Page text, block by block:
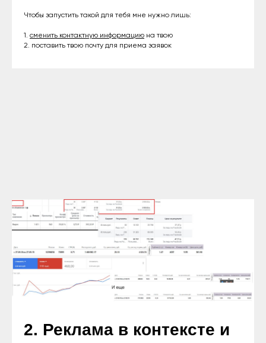
Чтобы запустить такой для тебя мне нужно лишь:
1. сменить контактную информацию на твою
2. поставить твою почту для приема заявок
2. Реклама в контексте и